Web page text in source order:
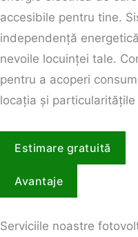
accesibile pentru tine.
independență
nevoile locuinței tale.
pentru a acoperi
locația și
Estimare gratuită
Avantaje
Serviciile noastre